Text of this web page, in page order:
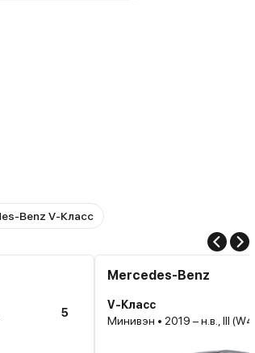
Benz V-Класс
5
Mercedes-Benz
V-Класс
Минивэн • 2019 – н.в., III